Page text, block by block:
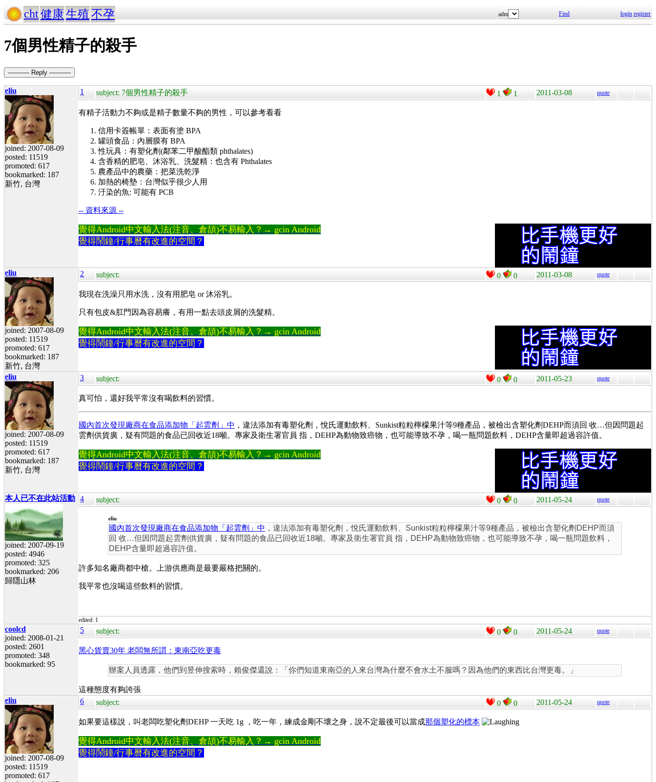
cht健康生殖不孕 adm Find login register
7個男性精子的殺手
----------- Reply -----------
eliu
joined: 2007-08-09
posted: 11519
promoted: 617
bookmarked: 187
新竹, 台灣
1 subject: 7個男性精子的殺手 1 1 2011-03-08 quote
有精子活動力不夠或是精子數量不夠的男性，可以參考看看
信用卡簽帳單：表面有塗 BPA
罐頭食品：內層膜有 BPA
性玩具：有塑化劑(鄰苯二甲酸酯類 phthalates)
含香精的肥皂、沐浴乳、洗髮精：也含有 Phthalates
農產品中的農藥：把菜洗乾淨
加熱的椅墊：台灣似乎很少人用
汙染的魚: 可能有 PCB
-- 資料來源 --
覺得Android中文輸入法(注音、倉頡)不易輸入？→ gcin Android
覺得鬧鐘/行事曆有改進的空間？
eliu
joined: 2007-08-09
posted: 11519
promoted: 617
bookmarked: 187
新竹, 台灣
2 subject: 0 0 2011-03-08 quote
我現在洗澡只用水洗，沒有用肥皂 or 沐浴乳。
只有包皮&肛門因為容易癢，有用一點去頭皮屑的洗髮精。
覺得Android中文輸入法(注音、倉頡)不易輸入？→ gcin Android
覺得鬧鐘/行事曆有改進的空間？
eliu
joined: 2007-08-09
posted: 11519
promoted: 617
bookmarked: 187
新竹, 台灣
3 subject: 0 0 2011-05-23 quote
真可怕，還好我平常沒有喝飲料的習慣。
國內首次發現廠商在食品添加物「起雲劑」中 ，違法添加有毒塑化劑，悅氏運動飲料、Sunkist粒粒檸檬果汁等9種產品，被檢出含塑化劑DEHP而須回 收…但因問題起
雲劑供貨廣，疑有問題的食品已回收近18噸。專家及衛生署官員 指，DEHP為動物致癌物，也可能導致不孕，喝一瓶問題飲料，DEHP含量即超過容許值。
覺得Android中文輸入法(注音、倉頡)不易輸入？→ gcin Android
覺得鬧鐘/行事曆有改進的空間？
本人已不在此站活動
joined: 2007-09-19
posted: 4946
promoted: 325
bookmarked: 206
歸隱山林
4 subject: 0 0 2011-05-24 quote
eliu
國內首次發現廠商在食品添加物「起雲劑」中 ，違法添加有毒塑化劑，悅氏運動飲料、Sunkist粒粒檸檬果汁等9種產品，被檢出含塑化劑DEHP而須
回 收…但因問題起雲劑供貨廣，疑有問題的食品已回收近18噸。專家及衛生署官員 指，DEHP為動物致癌物，也可能導致不孕，喝一瓶問題飲料，
DEHP含量即超過容許值。
許多知名廠商都中槍。上游供應商是最要嚴格把關的。
我平常也沒喝這些飲料的習慣。
edited: 1
coolcd
joined: 2008-01-21
posted: 2601
promoted: 348
bookmarked: 95
5 subject: 0 0 2011-05-24 quote
黑心貨賣30年 老闆無所謂：東南亞吃更毒
辦案人員透露，他們到昱伸搜索時，賴俊傑還說：「你們知道東南亞的人來台灣為什麼不會水土不服嗎？因為他們的東西比台灣更毒。」
這種態度有夠誇張
eliu
joined: 2007-08-09
posted: 11519
promoted: 617
6 subject: 0 0 2011-05-24 quote
如果要這樣說，叫老闆吃塑化劑DEHP 一天吃 1g ，吃一年，練成金剛不壞之身，說不定最後可以當成那個塑化的標本
覺得Android中文輸入法(注音、倉頡)不易輸入？→ gcin Android
覺得鬧鐘/行事曆有改進的空間？